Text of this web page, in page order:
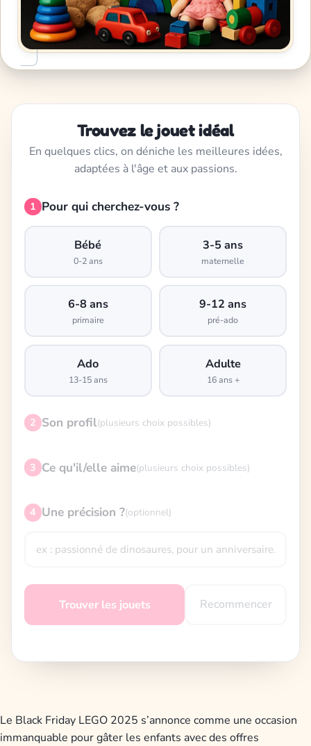
Trouvez le jouet idéal
En quelques clics, on déniche les meilleures idées,
adaptées à l'âge et aux passions.
1 Pour qui cherchez-vous ?
Bébé
0-2 ans
3-5 ans
maternelle
6-8 ans
primaire
9-12 ans
pré-ado
Ado
13-15 ans
Adulte
16 ans +
2 Son profil(plusieurs choix possibles)
3 Ce qu'il/elle aime(plusieurs choix possibles)
4 Une précision ?(optionnel)
Trouver les jouets Recommencer
Le Black Friday LEGO 2025 s’annonce comme une occasion
immanquable pour gâter les enfants avec des offres